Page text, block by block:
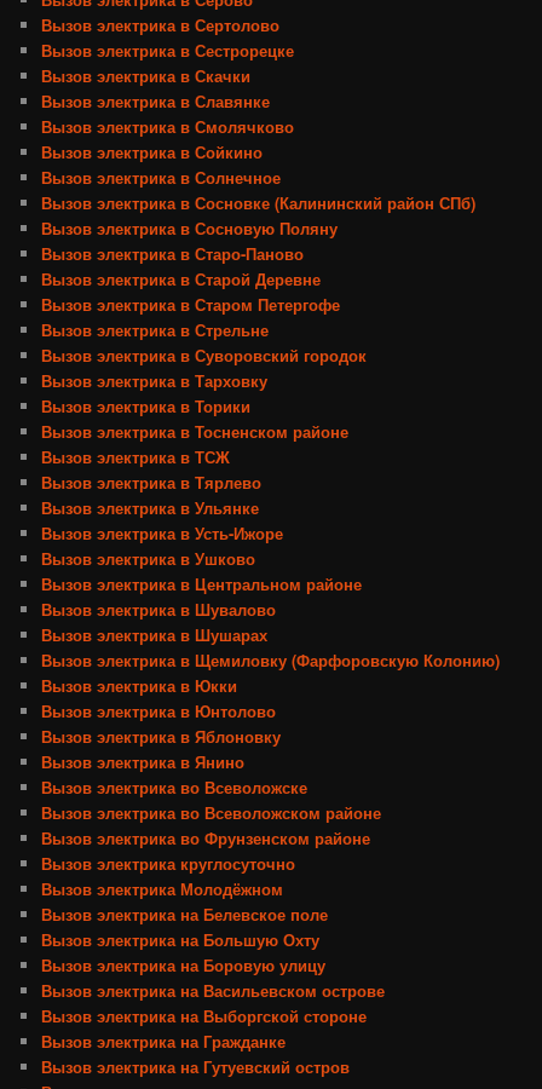
Вызов электрика в Сертолово
Вызов электрика в Сестрорецке
Вызов электрика в Скачки
Вызов электрика в Славянке
Вызов электрика в Смолячково
Вызов электрика в Сойкино
Вызов электрика в Солнечное
Вызов электрика в Сосновке (Калининский район СПб)
Вызов электрика в Сосновую Поляну
Вызов электрика в Старо-Паново
Вызов электрика в Старой Деревне
Вызов электрика в Старом Петергофе
Вызов электрика в Стрельне
Вызов электрика в Суворовский городок
Вызов электрика в Тарховку
Вызов электрика в Торики
Вызов электрика в Тосненском районе
Вызов электрика в ТСЖ
Вызов электрика в Тярлево
Вызов электрика в Ульянке
Вызов электрика в Усть-Ижоре
Вызов электрика в Ушково
Вызов электрика в Центральном районе
Вызов электрика в Шувалово
Вызов электрика в Шушарах
Вызов электрика в Щемиловку (Фарфоровскую Колонию)
Вызов электрика в Юкки
Вызов электрика в Юнтолово
Вызов электрика в Яблоновку
Вызов электрика в Янино
Вызов электрика во Всеволожске
Вызов электрика во Всеволожском районе
Вызов электрика во Фрунзенском районе
Вызов электрика круглосуточно
Вызов электрика Молодёжном
Вызов электрика на Белевское поле
Вызов электрика на Большую Охту
Вызов электрика на Боровую улицу
Вызов электрика на Васильевском острове
Вызов электрика на Выборгской стороне
Вызов электрика на Гражданке
Вызов электрика на Гутуевский остров